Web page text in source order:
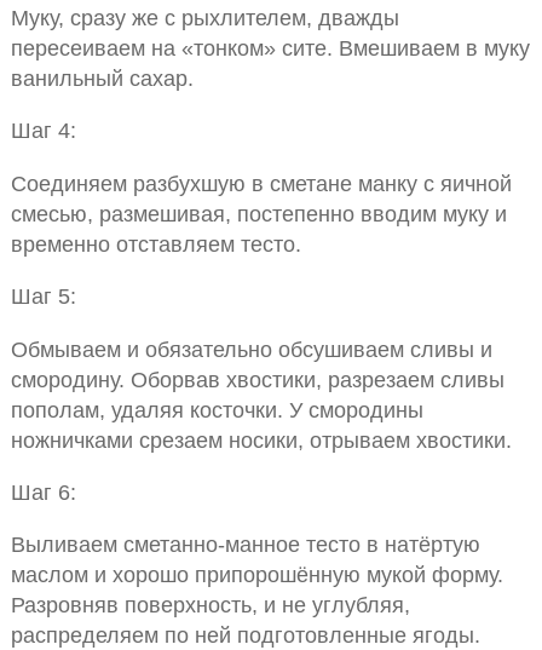
Муку, сразу же с рыхлителем, дважды
пересеиваем на «тонком» сите. Вмешиваем в муку
ванильный сахар.
Шаг 4:
Соединяем разбухшую в сметане манку с яичной
смесью, размешивая, постепенно вводим муку и
временно отставляем тесто.
Шаг 5:
Обмываем и обязательно обсушиваем сливы и
смородину. Оборвав хвостики, разрезаем сливы
пополам, удаляя косточки. У смородины
ножничками срезаем носики, отрываем хвостики.
Шаг 6:
Выливаем сметанно-манное тесто в натёртую
маслом и хорошо припорошённую мукой форму.
Разровняв поверхность, и не углубляя,
распределяем по ней подготовленные ягоды.